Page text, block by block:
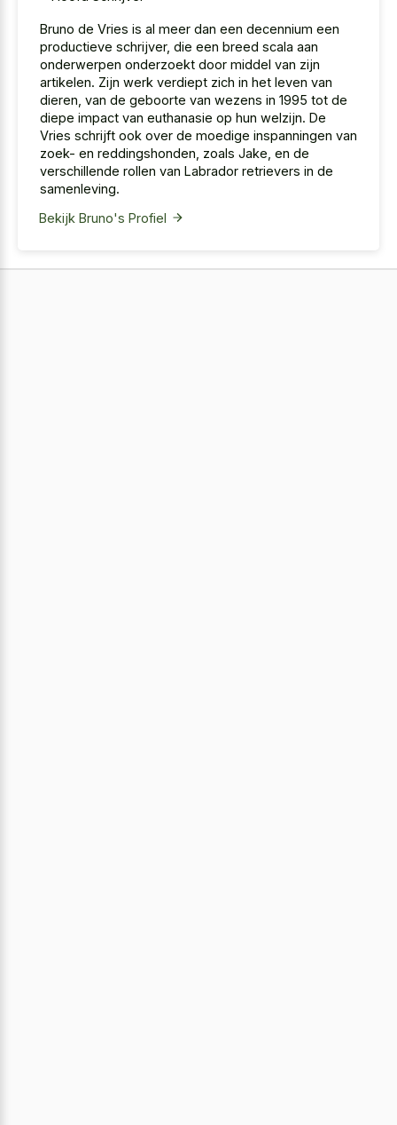
Bruno de Vries is al meer dan een decennium een
productieve schrijver, die een breed scala aan
onderwerpen onderzoekt door middel van zijn
artikelen. Zijn werk verdiept zich in het leven van
dieren, van de geboorte van wezens in 1995 tot de
diepe impact van euthanasie op hun welzijn. De
Vries schrijft ook over de moedige inspanningen van
zoek- en reddingshonden, zoals Jake, en de
verschillende rollen van Labrador retrievers in de
samenleving.
Bekijk Bruno's Profiel